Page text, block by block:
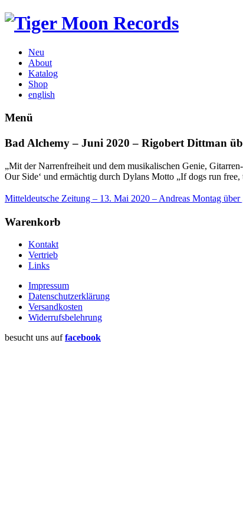
Neu
About
Katalog
Shop
english
Menü
Bad Alchemy – Juni 2020 – Rigobert Dittman
„Mit der Narren­freiheit und dem musikalischen Genie,
Our Side‘ und ermächtig durch Dylans Motto „If dogs run
Mitteldeutsche Zeitung – 13. Mai 2020 – Andreas Montag über
Warenkorb
Kontakt
Vertrieb
Links
Impressum
Datenschutzerklärung
Versandkosten
Widerrufsbelehrung
besucht uns auffacebook